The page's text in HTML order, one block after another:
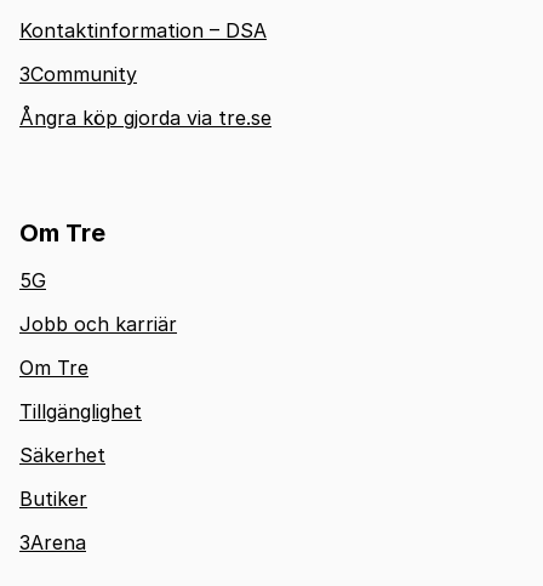
Kontaktinformation – DSA
3Community
Ångra köp gjorda via tre.se
Om Tre
5G
Jobb och karriär
Om Tre
Tillgänglighet
Säkerhet
Butiker
3Arena